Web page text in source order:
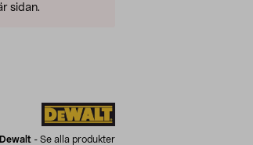
sidan.
Dewalt - Se alla produkter